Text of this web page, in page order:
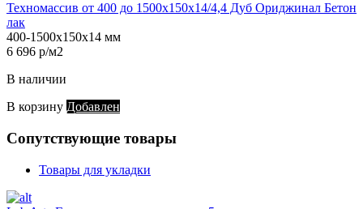
Техномассив от 400 до 1500х150х14/4,4 Дуб Ориджинал Бетон
лак
400-1500х150х14 мм
6 696 р/м2
В наличии
В корзину Добавлен
Сопутствующие товары
Товары для укладки